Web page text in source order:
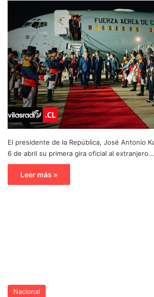
El presidente de la República, José Antonio
6 de abril su primera gira oficial al extranjero…
Leer más »
Nacional